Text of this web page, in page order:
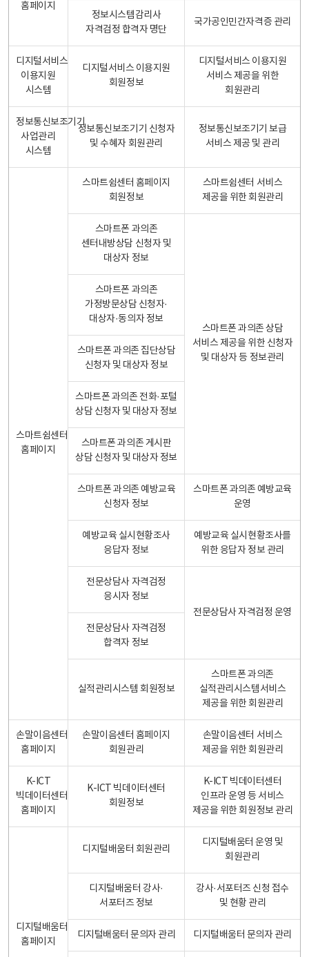
홈페이지
정보시스템감리사
자격검정 합격자 명단
국가공인민간자격증 관리
디지털서비스
이용지원
시스템
디지털서비스 이용지원
회원정보
디지털서비스 이용지원
서비스 제공을 위한
회원관리
정보통신보조기기
사업관리
시스템
정보통신보조기기 신청자
및 수혜자 회원관리
정보통신보조기기 보급
서비스 제공 및 관리
스마트쉼센터
홈페이지
스마트쉼센터 홈페이지
회원정보
스마트쉼센터 서비스
제공을 위한 회원관리
스마트폰 과의존
센터내방상담 신청자 및
대상자 정보
스마트폰 과의존 상담
서비스 제공을 위한 신청자
및 대상자 등 정보관리
스마트폰 과의존
가정방문상담 신청자·
대상자·동의자 정보
스마트폰 과의존 집단상담
신청자 및 대상자 정보
스마트폰 과의존 전화·포털
상담 신청자 및 대상자 정보
스마트폰 과의존 게시판
상담 신청자 및 대상자 정보
스마트폰 과의존 예방교육
신청자 정보
스마트폰 과의존 예방교육
운영
예방교육 실시현황조사
응답자 정보
예방교육 실시현황조사를
위한 응답자 정보 관리
전문상담사 자격검정
응시자 정보
전문상담사 자격검정 운영
전문상담사 자격검정
합격자 정보
실적관리시스템 회원정보
스마트폰 과의존
실적관리시스템서비스
제공을 위한 회원관리
손말이음센터
홈페이지
손말이음센터 홈페이지
회원관리
손말이음센터 서비스
제공을 위한 회원관리
K-ICT
빅데이터센터
홈페이지
K-ICT 빅데이터센터
회원정보
K-ICT 빅데이터센터
인프라 운영 등 서비스
제공을 위한 회원정보 관리
디지털배움터
홈페이지
디지털배움터 회원관리
디지털배움터 운영 및
회원관리
디지털배움터 강사·
서포터즈 정보
강사·서포터즈 신청 접수
및 현황 관리
디지털배움터 문의자 관리 디지털배움터 문의자 관리